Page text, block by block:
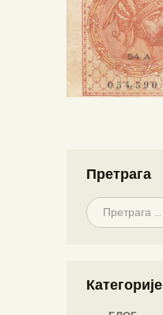
Претрага
Категорије